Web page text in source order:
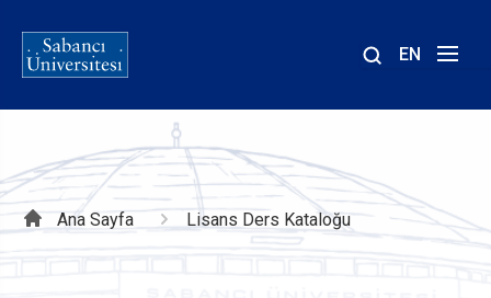
EN
Sayfa
Ana Sayfa Lisans Ders Kataloğu